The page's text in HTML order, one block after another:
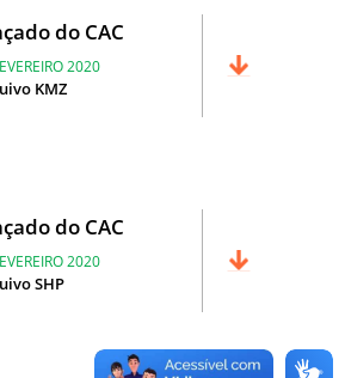
do CAC
2020
KMZ
do CAC
2020
SHP